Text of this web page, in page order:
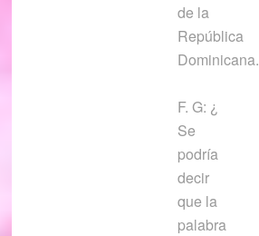
de la
República
Dominicana.
F. G: ¿
Se
podría
decir
que la
palabra